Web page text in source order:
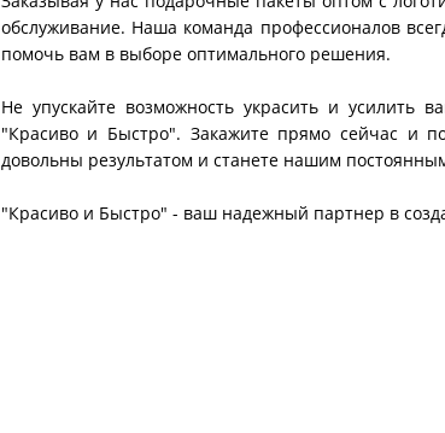
обслуживание. Наша команда профессионалов
помочь вам в выборе оптимального решения.
Не упускайте возможность украсить и
"Красиво и Быстро". Закажите прямо сейчас и
довольны результатом и станете нашим
"Красиво и Быстро" - ваш надежный партнер в